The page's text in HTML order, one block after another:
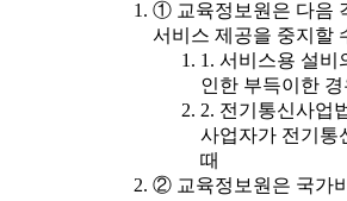
① 교육정보원은 다음
서비스 제공을 중지할
1. 서비스용 설비
인한 부득이한 경
2. 전기통신사업
사업자가 전기통
때
② 교육정보원은 국가